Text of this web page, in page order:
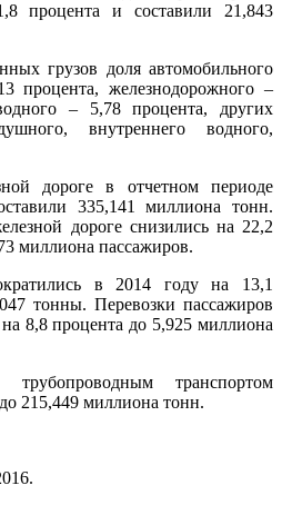
процента и составили 21,843
грузов доля автомобильного
процента, железнодорожного –
– 5,78 процента, других
внутреннего водного,
дороге в отчетном периоде
335,141 миллиона тонн.
дороге снизились на 22,2
миллиона пассажиров.
в 2014 году на 13,1
тонны. Перевозки пассажиров
8,8 процента до 5,925 миллиона
трубопроводным транспортом
215,449 миллиона тонн.
.